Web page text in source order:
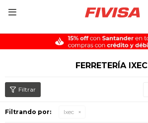

FERRETERÍA IXEC
Filtrando por: Ixec